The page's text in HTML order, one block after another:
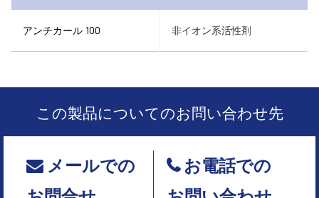
アンチカール 100 非イオン系活性剤
この製品についてのお問い合わせ先
メールでの
お電話での